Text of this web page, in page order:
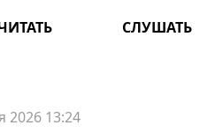
СЛУШАТЬ
2026 13:24